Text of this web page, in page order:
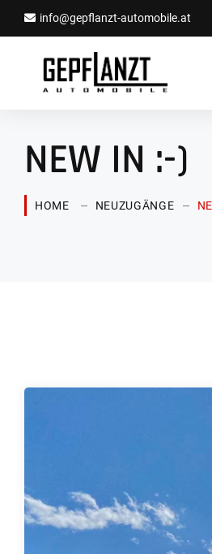
info@gepflanzt-automobile.at
NEW IN :-)
HOME NEUZUGÄNGE